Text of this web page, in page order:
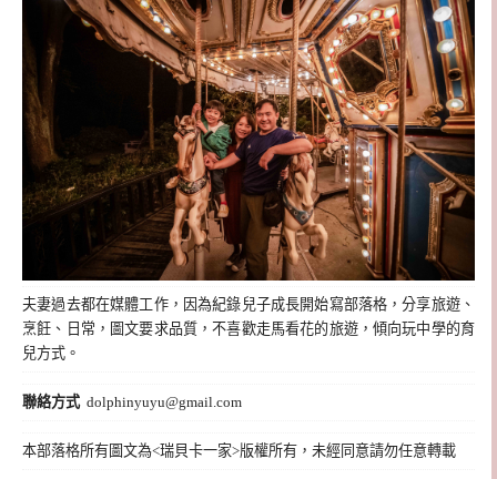
夫妻過去都在媒體工作，因為紀錄兒子成長開始寫部落格，分享旅遊、
烹飪、日常，圖文要求品質，不喜歡走馬看花的旅遊，傾向玩中學的育
兒方式。
聯絡方式 dolphinyuyu@gmail.com
本部落格所有圖文為<瑞貝卡一家>版權所有，未經同意請勿任意轉載